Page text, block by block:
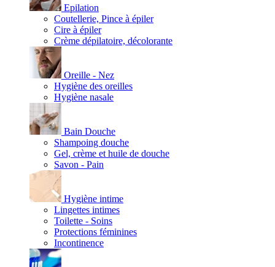
Epilation
Coutellerie, Pince à épiler
Cire à épiler
Crème dépilatoire, décolorante
Oreille - Nez
Hygiène des oreilles
Hygiène nasale
Bain Douche
Shampoing douche
Gel, crème et huile de douche
Savon - Pain
Hygiène intime
Lingettes intimes
Toilette - Soins
Protections féminines
Incontinence